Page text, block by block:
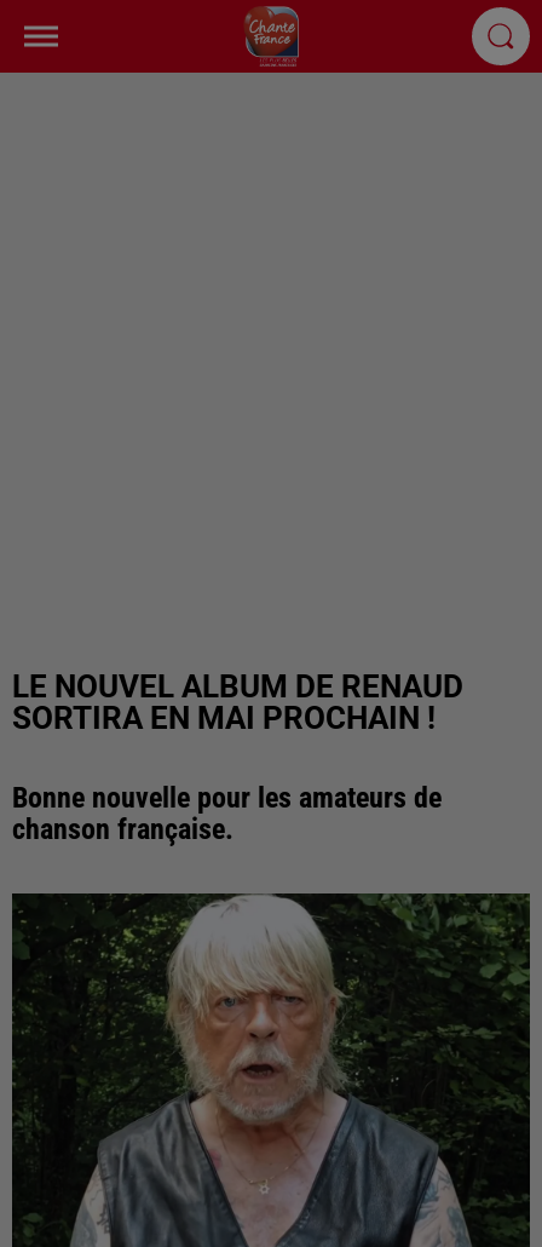
LE NOUVEL ALBUM DE RENAUD
SORTIRA EN MAI PROCHAIN !
Bonne nouvelle pour les amateurs de
chanson française.